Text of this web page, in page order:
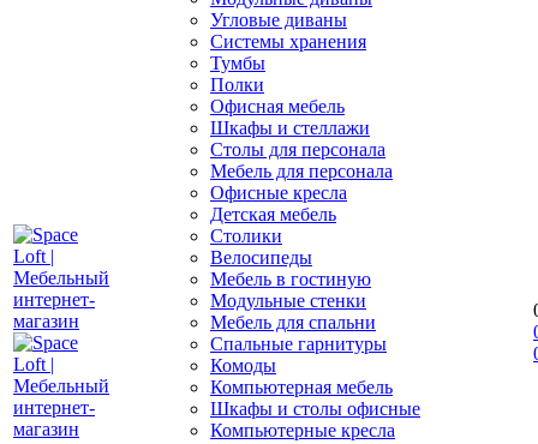
Угловые диваны
Системы хранения
Тумбы
Полки
Офисная мебель
Шкафы и стеллажи
Столы для персонала
Мебель для персонала
Офисные кресла
Детская мебель
Столики
Велосипеды
Мебель в гостиную
Модульные стенки
Мебель для спальни
Спальные гарнитуры
Комоды
Компьютерная мебель
Шкафы и столы офисные
Компьютерные кресла